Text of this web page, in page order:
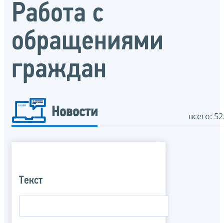
Работа с
обращениями
граждан
Новости всего:
Текст